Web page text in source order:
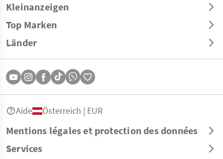
Kleinanzeigen
Top Marken
Länder
Mentions légales et protection des données
Services
Aide Österreich | EUR